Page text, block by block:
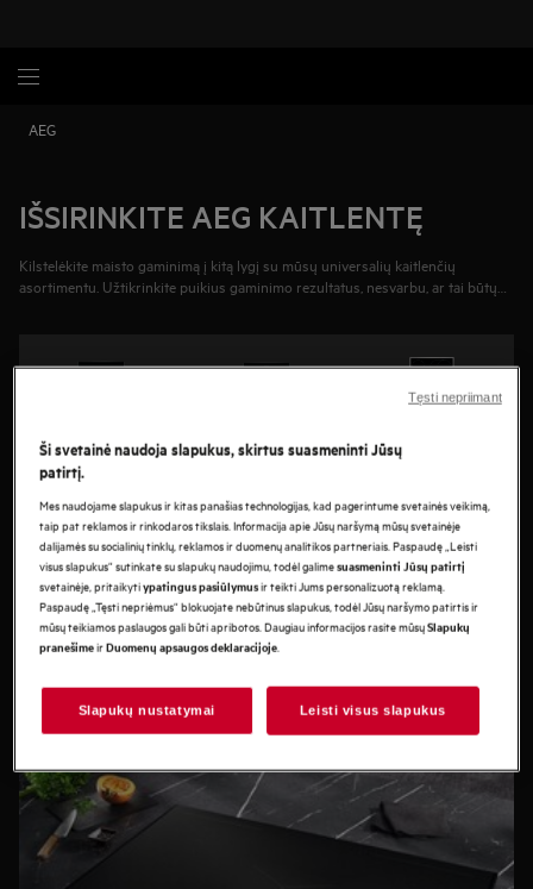
AEG
IŠSIRINKITE AEG KAITLENTĘ
Kilstelėkite maisto gaminimą į kitą lygį su mūsų universalių kaitlenčių
asortimentu. Užtikrinkite puikius gaminimo rezultatus, nesvarbu, ar tai būtų
Dujinė kaitlentė
Pirkimo gidas
Ši svetainė naudoja slapukus, skirtus suasmeninti Jūsų
patirtį.
Mes naudojame slapukus ir kitas panašias technologijas, kad pagerintume svetainės veikimą,
taip pat reklamos ir rinkodaros tikslais. Informacija apie Jūsų naršymą mūsų svetainėje
dalijamės su socialinių tinklų, reklamos ir duomenų analitikos partneriais. Paspaudę „Leisti
visus slapukus“ sutinkate su slapukų naudojimu, todėl galimesuasmeninti Jūsų patirtį
svetainėje, pritaikytiypatingus pasiūlymusir teikti Jums personalizuotą reklamą.
Paspaudę „Tęsti nepriėmus“ blokuojate nebūtinus slapukus, todėl Jūsų naršymo patirtis ir
mūsų teikiamos paslaugos gali būti apribotos. Daugiau informacijos rasite mūsųSlapukų
pranešimeirDuomenų apsaugos deklaracijoje.
Slapukų nustatymai Leisti visus slapukus
Tęsti nepriimant